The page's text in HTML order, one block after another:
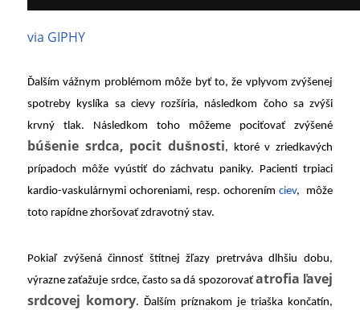
via GIPHY
Ďalším vážnym problémom môže byť to, že vplyvom zvýšenej
spotreby kyslíka sa cievy rozšíria, následkom čoho sa zvýši
krvný tlak. Následkom toho môžeme pociťovať zvýšené
búšenie srdca, pocit dušnosti, ktoré v zriedkavých
prípadoch môže vyústiť do záchvatu paniky. Pacienti trpiaci
kardio-vaskulárnymi ochoreniami, resp. ochorením ciev, môže
toto rapídne zhoršovať zdravotný stav.
Pokiaľ zvýšená činnosť štítnej žľazy pretrváva dlhšiu dobu,
výrazne zaťažuje srdce, často sa dá spozorovať atrofia ľavej
srdcovej komory. Ďalším príznakom je triaška končatín,